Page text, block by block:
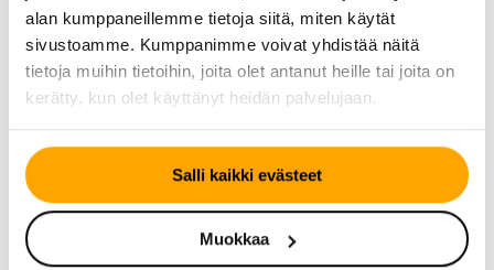
alan kumppaneillemme tietoja siitä, miten käytät
sivustoamme. Kumppanimme voivat yhdistää näitä
tietoja muihin tietoihin, joita olet antanut heille tai joita on
kerätty, kun olet käyttänyt heidän palvelujaan.
Salli kaikki evästeet
Muokkaa
leviämistä:
❗Pese kädet ja käytä tiskillä olevaa käsidesiä
saapuessasi ja lähtiessäsi liikkeestä. Myös auton rattia,
ovenkahvaa (sisältä) ja vaihdekepin nuppia kannattaa
välillä desinfioida.
Tervetuloa asioimaan väljästi ja vastuullisesti!